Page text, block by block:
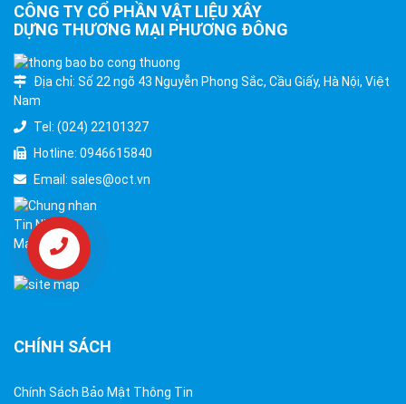
CÔNG TY CỔ PHẦN VẬT LIỆU XÂY
DỰNG THƯƠNG MẠI PHƯƠNG ĐÔNG
Địa chỉ: Số 22 ngõ 43 Nguyễn Phong Sắc, Cầu Giấy, Hà Nội, Việt
Nam
Tel: (024) 22101327
Hotline: 0946615840
Email: sales@oct.vn
CHÍNH SÁCH
Chính Sách Bảo Mật Thông Tin